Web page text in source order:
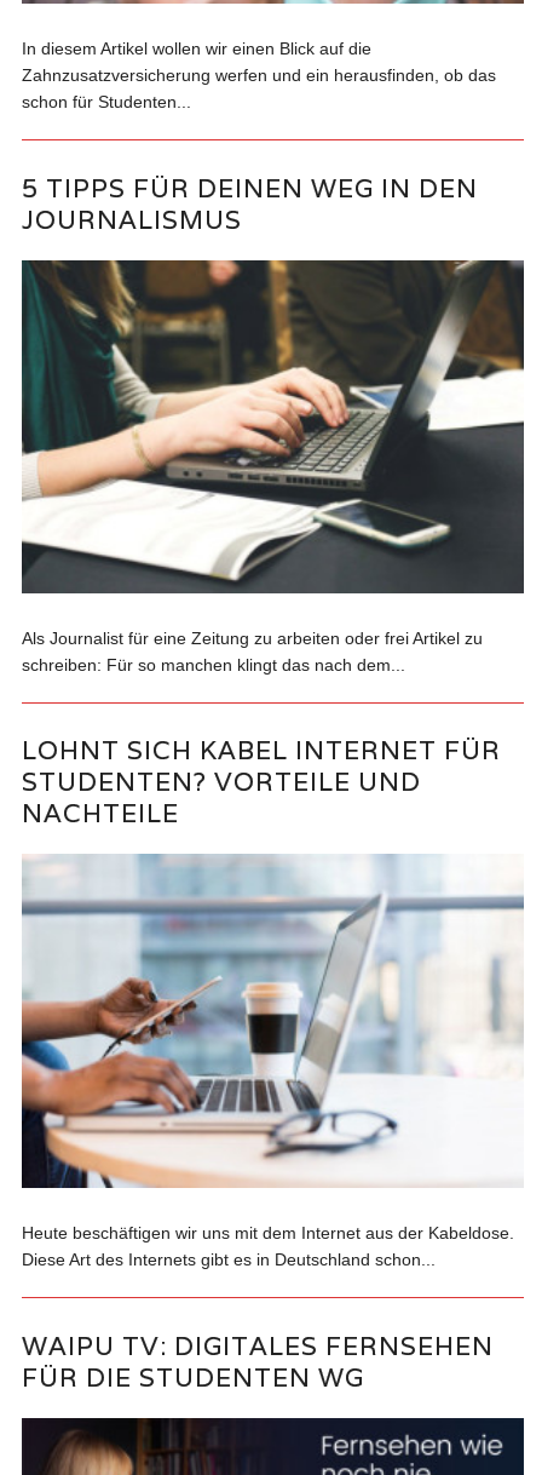
In diesem Artikel wollen wir einen Blick auf die
Zahnzusatzversicherung werfen und ein herausfinden, ob das
schon für Studenten...
5 TIPPS FÜR DEINEN WEG IN DEN
JOURNALISMUS
Als Journalist für eine Zeitung zu arbeiten oder frei Artikel zu
schreiben: Für so manchen klingt das nach dem...
LOHNT SICH KABEL INTERNET FÜR
STUDENTEN? VORTEILE UND
NACHTEILE
Heute beschäftigen wir uns mit dem Internet aus der Kabeldose.
Diese Art des Internets gibt es in Deutschland schon...
WAIPU TV: DIGITALES FERNSEHEN
FÜR DIE STUDENTEN WG